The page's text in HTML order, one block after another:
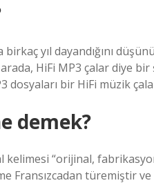
birkaç yıl dayandığını
HiFi MP3 çalar diye
dosyaları bir HiFi müzik
demek?
“orijinal,
Fransızcadan türemiştir